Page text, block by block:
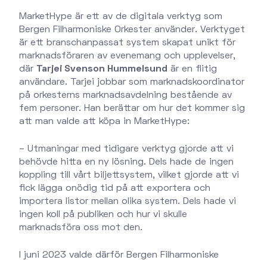
MarketHype är ett av de digitala verktyg som
Bergen Filharmoniske Orkester använder. Verktyget
är ett branschanpassat system skapat unikt för
marknadsföraren av evenemang och upplevelser,
där
Tarjei Svenson Hummelsund är en flitig
användare. Tarjei jobbar som marknadskoordinator
på orkesterns marknadsavdelning bestående av
fem personer. Han berättar om hur det kommer sig
att man valde att köpa in MarketHype:
– Utmaningar med tidigare verktyg gjorde att vi
behövde hitta en ny lösning. Dels hade de ingen
koppling till vårt biljettsystem, vilket gjorde att vi
fick lägga onödig tid på att exportera och
importera listor mellan olika system. Dels hade vi
ingen koll på publiken och hur vi skulle
marknadsföra oss mot den.
I juni 2023 valde därför Bergen Filharmoniske